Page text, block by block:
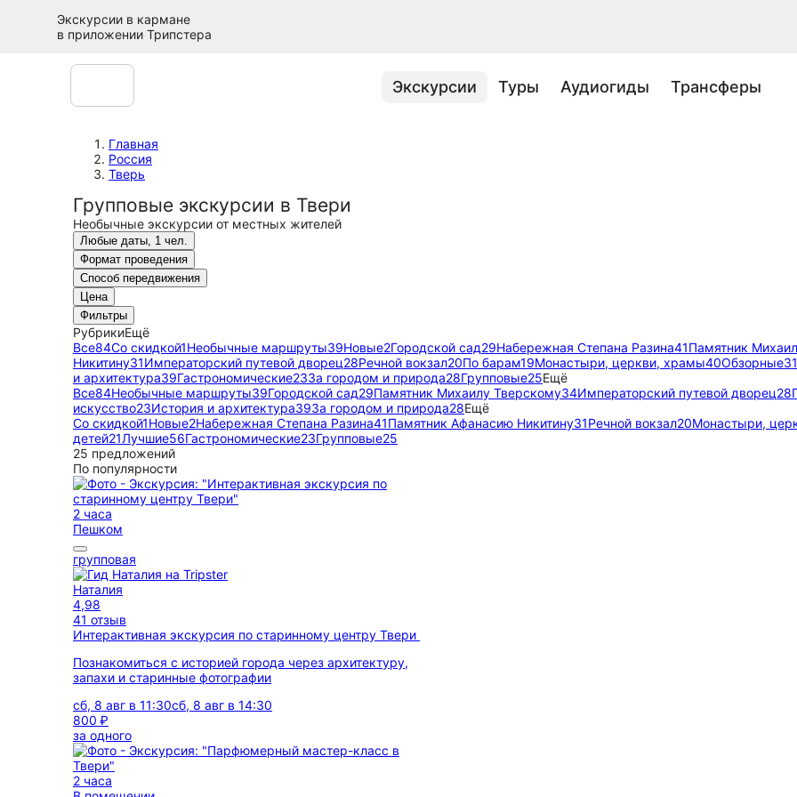
Экскурсии в кармане
в приложении Трипстера
Экскурсии Туры Аудиогиды Трансферы
Главная
Россия
Тверь
Групповые экскурсии в Твери
Необычные экскурсии от местных жителей
Любые даты, 1 чел.
Формат проведения
Способ передвижения
Цена
Фильтры
РубрикиЕщё
Все84Со скидкой1Необычные маршруты39Новые2Городской сад29Набережная Степана Разина41Памятник
Никитину31Императорский путевой дворец28Речной вокзал20По барам19Монастыри, церкви, храмы40Обзорные31
и архитектура39Гастрономические23За городом и природа28Групповые25Ещё
Все84Необычные маршруты39Городской сад29Памятник Михаилу Тверскому34Императорский путевой дворец28
искусство23История и архитектура39За городом и природа28Ещё
Со скидкой1Новые2Набережная Степана Разина41Памятник Афанасию Никитину31Речной вокзал20Монастыри,
детей21Лучшие56Гастрономические23Групповые25
25 предложений
По популярности
2 часа
Пешком
групповая
Наталия
4,98
41 отзыв
Интерактивная экскурсия по старинному центру Твери
Познакомиться с историей города через архитектуру,
запахи и старинные фотографии
сб, 8 авг в 11:30сб, 8 авг в 14:30
800 ₽
за одного
2 часа